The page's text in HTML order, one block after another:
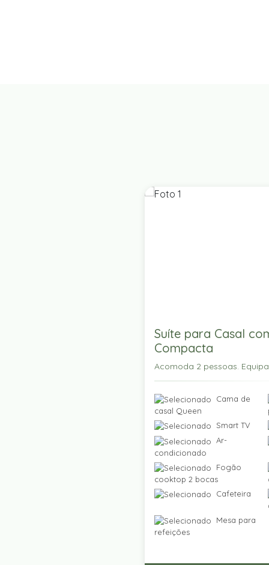
Suíte para Casal
Compacta
Acomoda 2 pessoas.
Cama de
casal Queen
Smart TV
Ar-
condicionado
Fogão
cooktop 2 bocas
Cafeteira
Mesa para
refeições